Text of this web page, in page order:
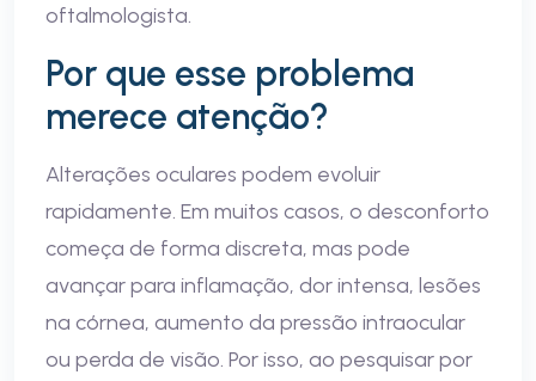
oftalmologista.
Por que esse problema
merece atenção?
Alterações oculares podem evoluir
rapidamente. Em muitos casos, o desconforto
começa de forma discreta, mas pode
avançar para inflamação, dor intensa, lesões
na córnea, aumento da pressão intraocular
ou perda de visão. Por isso, ao pesquisar por